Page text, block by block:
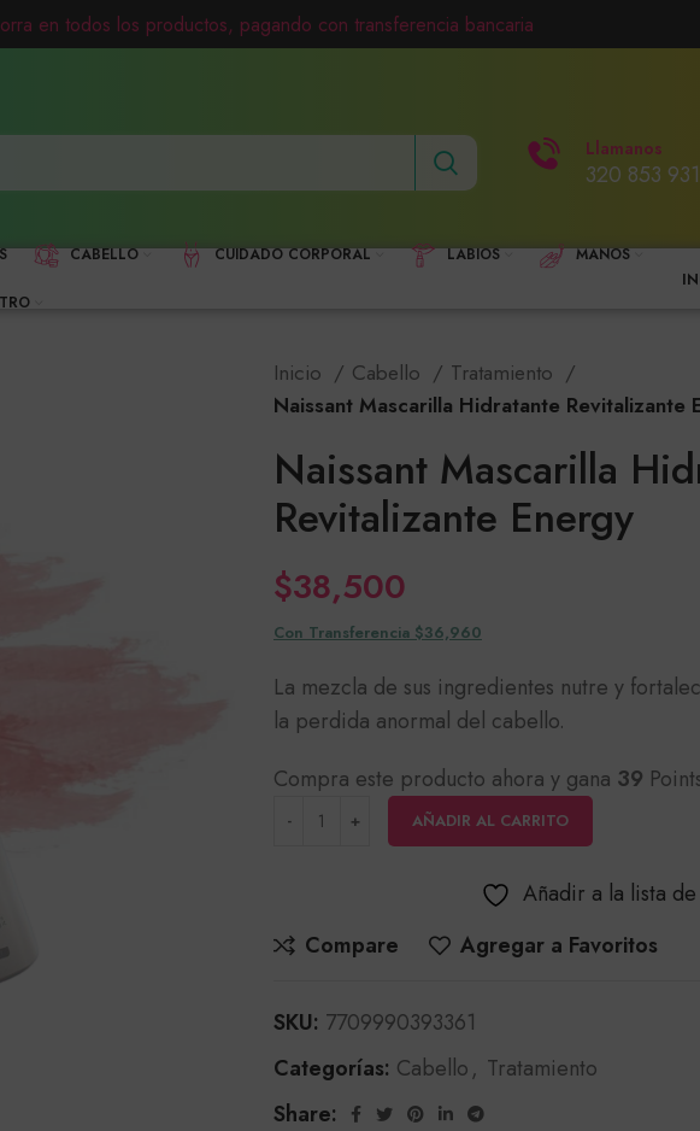
Llamanos
320 853
CABELLO CUIDADO CORPORAL LABIOS MANOS
Inicio Cabello
Tratamiento
Naissant Mascarilla Hidratante Revitalizante
Naissant Mascarilla
Revitalizante Energy
$38,500
Con Transferencia $36,960
La mezcla de sus ingredientes nutre y
la perdida anormal del cabello.
Compra este producto ahora y gana 39
AÑADIR AL CARRITO
Añadir a la lista
Compare
Agregar a Favoritos
SKU: 7709990393361
Categorías: Cabello, Tratamiento
Share:
en todos los productos, pagando con transferencia bancaria